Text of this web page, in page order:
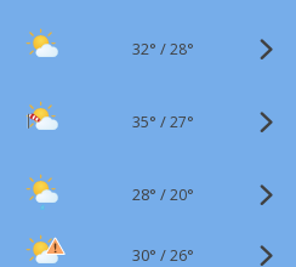
32° /28°
35° /27°
28° /20°
30° /26°